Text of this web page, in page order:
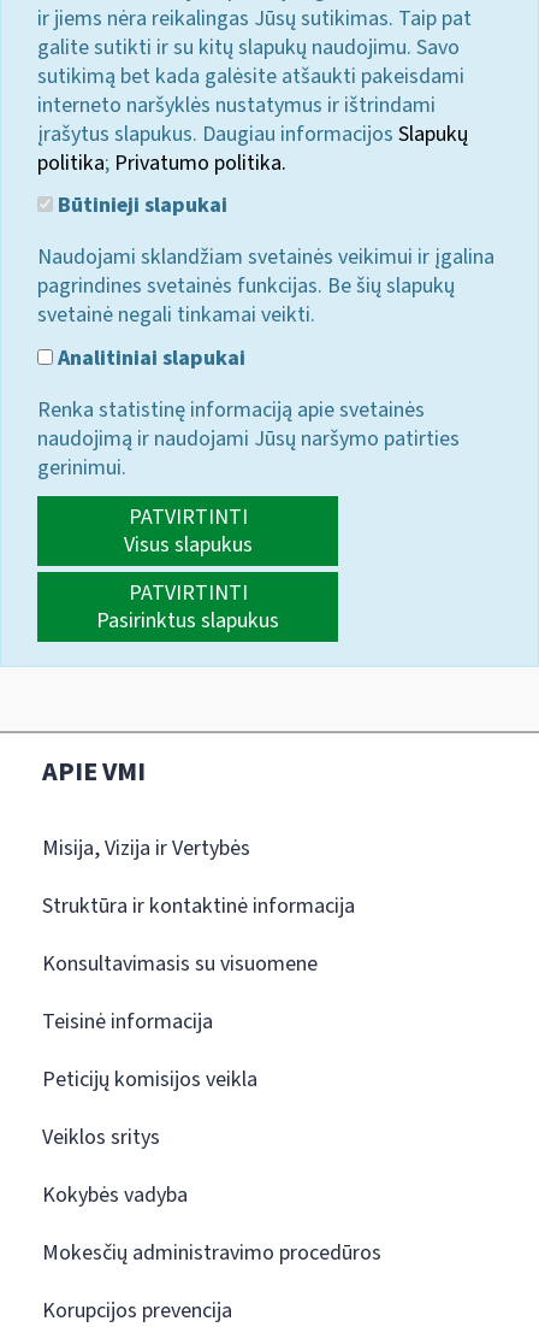
ir jiems nėra reikalingas Jūsų sutikimas. Taip pat
galite sutikti ir su kitų slapukų naudojimu. Savo
sutikimą bet kada galėsite atšaukti pakeisdami
interneto naršyklės nustatymus ir ištrindami
įrašytus slapukus. Daugiau informacijos Slapukų
politika; Privatumo politika.
Būtinieji slapukai
Naudojami sklandžiam svetainės veikimui ir įgalina
pagrindines svetainės funkcijas. Be šių slapukų
svetainė negali tinkamai veikti.
Analitiniai slapukai
Renka statistinę informaciją apie svetainės
naudojimą ir naudojami Jūsų naršymo patirties
gerinimui.
PATVIRTINTI
Visus slapukus
PATVIRTINTI
Pasirinktus slapukus
APIE VMI
Misija, Vizija ir Vertybės
Struktūra ir kontaktinė informacija
Konsultavimasis su visuomene
Teisinė informacija
Peticijų komisijos veikla
Veiklos sritys
Kokybės vadyba
Mokesčių administravimo procedūros
Korupcijos prevencija